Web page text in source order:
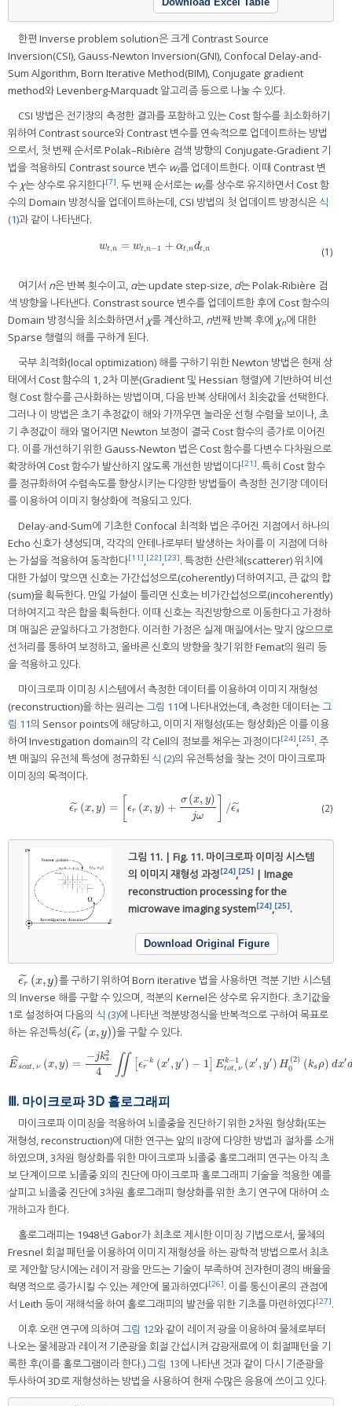
한편 Inverse problem solution은 크게 Contrast Source
Inversion(CSI), Gauss-Newton Inversion(GNI), Confocal Delay-and-
Sum Algorithm, Born Iterative Method(BIM), Conjugate gradient
method와 Levenberg-Marquadt 알고리즘 등으로 나눌 수 있다.
CSI 방법은 전기장의 측정한 결과를 포함하고 있는 Cost 함수를 최소화하기
위하여 Contrast source와 Contrast 변수를 연속적으로 업데이트하는 방법
으로서, 첫 번째 순서로 Polak–Ribière 검색 방향의 Conjugate-Gradient 기
법을 적용하되 Contrast source 변수 wt를 업데이트한다. 이때 Contrast 변
수 χ는 상수로 유지한다[7]. 두 번째 순서로는 wt를 상수로 유지하면서 Cost 함
수의 Domain 방정식을 업데이트하는데, CSI 방법의 첫 업데이트 방정식은 식
(1)과 같이 나타낸다.
wt,n = wt,n−1 + αt,ndt,n
wt n= wt,n−1 +αt,ndt,n (1)
여기서 n은 반복 횟수이고, α는 update step-size, d는 Polak-Ribière 검
색 방향을 나타낸다. Constrast source 변수를 업데이트한 후에 Cost 함수의
Domain 방정식을 최소화하면서 χ를 계산하고, n번째 반복 후에 χn에 대한
Sparse 행렬의 해를 구하게 된다.
국부 최적화(local optimization) 해를 구하기 위한 Newton 방법은 현재 상
태에서 Cost 함수의 1, 2차 미분(Gradient 및 Hessian 행렬)에 기반하여 비선
형 Cost 함수를 근사화하는 방법이며, 다음 반복 상태에서 최솟값을 선택한다.
그러나 이 방법은 초기 추정값이 해와 가까우면 놀라운 선형 수렴을 보이나, 초
기 추정값이 해와 멀어지면 Newton 보정이 결국 Cost 함수의 증가로 이어진
다. 이를 개선하기 위한 Gauss-Newton 법은 Cost 함수를 다변수 다차원으로
확장하여 Cost 함수가 발산하지 않도록 개선한 방법이다[21]. 특히 Cost 함수
를 정규화하여 수렴속도를 향상시키는 다양한 방법들이 측정한 전기장 데이터
를 이용하여 이미지 형상화에 적용되고 있다.
Delay-and-Sum에 기초한 Confocal 최적화 법은 주어진 지점에서 하나의
Echo 신호가 생성되며, 각각의 안테나로부터 발생하는 차이를 이 지점에 더하
는 가설을 적용하여 동작한다[11],[22],[23]. 특정한 산란체(scatterer) 위치에
대한 가설이 맞으면 신호는 가간섭성으로(coherently) 더하여지고, 큰 값의 합
(sum)을 획득한다. 만일 가설이 틀리면 신호는 비가간섭성으로(incoherently)
더하여지고 작은 합을 획득한다. 이때 신호는 직진방향으로 이동한다고 가정하
며 매질은 균일하다고 가정한다. 이러한 가정은 실제 매질에서는 맞지 않으므로
선처리를 통하여 보정하고, 올바른 신호의 방향을 찾기 위한 Femat의 원리 등
을 적용하고 있다.
마이크로파 이미징 시스템에서 측정한 데이터를 이용하여 이미지 재형성
(reconstruction)을 하는 원리는그림 11에 나타내었는데, 측정한 데이터는그
림 11의 Sensor points에 해당하고, 이미지 재형성(또는 형상화)은 이를 이용
하여 Investigation domain의 각 Cell의 정보를 채우는 과정이다[24],[25]. 주
변 매질의 유전체 특성에 정규화된 식 (2)의 유전특성을 찾는 것이 마이크로파
이미징의 목적이다.
ϵr
˜ (x, y) = [ϵr (x, y) +
σ (x, y)
jω
/ϵs
˜
ϵr˜ x,y =[ϵr(x,y )+σ(x, y)jω]/ϵs˜ (2)
그림 11. | Fig. 11. 마이크로파 이미징 시스템
의 이미지 재형성 과정[24],[25]| Image
reconstruction processing for the
microwave imaging system[24],[25].
Download Original Figure
ϵr
˜ (x,y)
ϵr˜ (x,y)
를 구하기 위하여 Born iterative 법을 사용하면 적분 기반 시스템
의 Inverse 해를 구할 수 있으며, 적분의 Kernel은 상수로 유지한다. 초기값을
1로 설정하여 다음의 식 (3)에 나타낸 적분방정식을 반복적으로 구하여 목표로
하는 유전특성(ϵr
˜ (x,y))
(ϵr˜ (x,y)) 을 구할 수 있다.
E
ˆscat, ν (x, y) =
−jk2
s
4 ∬ ϵ−k
r
(x′, y′) − 1 Ek−1
tot, ν (x′, y′) H
(2)
0
(ks ρ) dx′
E^scat ν( x,y)=−jk s24 ∬[ϵr− k(x′,y′)−1]E to ,νk−1(x′,y′)H0(2)(ksρ )dx′dy ′
Ⅲ. 마이크로파 3D 홀로그래피
마이크로파 이미징을 적용하여 뇌졸중을 진단하기 위한 2차원 형상화(또는
재형성, reconstruction)에 대한 연구는 앞의 II장에 다양한 방법과 절차를 소개
하였으며, 3차원 형상화를 위한 마이크로파 뇌졸중 홀로그래피 연구는 아직 초
보 단계이므로 뇌졸중 외의 진단에 마이크로파 홀로그래피 기술을 적용한 예를
살피고 뇌졸중 진단에 3차원 홀로그래피 형상화를 위한 초기 연구에 대하여 소
개하고자 한다.
홀로그래피는 1948년 Gabor가 최초로 제시한 이미징 기법으로서, 물체의
Fresnel 회절 패턴을 이용하여 이미지 재형성을 하는 광학적 방법으로서 최초
로 제안할 당시에는 레이저 광을 만드는 기술이 부족하여 전자현미경의 배율을
혁명적으로 증가시킬 수 있는 제안에 불과하였다[26]. 이를 통신이론의 관점에
서 Leith 등이 재해석을 하여 홀로그래피의 발전을 위한 기초를 마련하였다[27].
이후 오랜 연구에 의하여 그림 12와 같이 레이저 광을 이용하여 물체로부터
나오는 물체광과 레이저 기준광을 회절 간섭시켜 감광재료에 이 회절패턴을 기
록한 후(이를 홀로그램이라 한다.)그림 13에 나타낸 것과 같이 다시 기준광을
투사하여 3D로 재형성하는 방법을 사용하여 현재 수많은 응용에 쓰이고 있다.